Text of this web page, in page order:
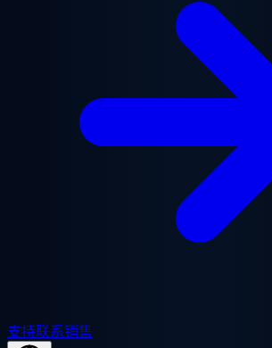
支持联系销售